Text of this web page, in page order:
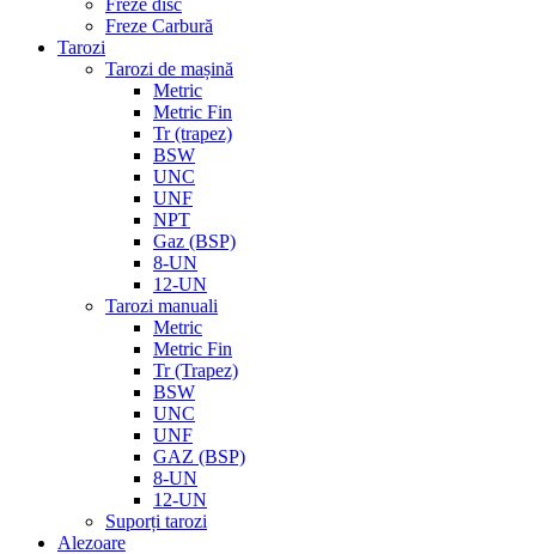
Freze disc
Freze Carbură
Tarozi
Tarozi de mașină
Metric
Metric Fin
Tr (trapez)
BSW
UNC
UNF
NPT
Gaz (BSP)
8-UN
12-UN
Tarozi manuali
Metric
Metric Fin
Tr (Trapez)
BSW
UNC
UNF
GAZ (BSP)
8-UN
12-UN
Suporți tarozi
Alezoare